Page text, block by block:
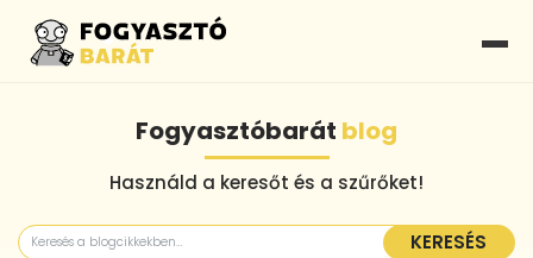
Fogyasztóbarát blog
Használd a keresőt és a szűrőket!
KERESÉS